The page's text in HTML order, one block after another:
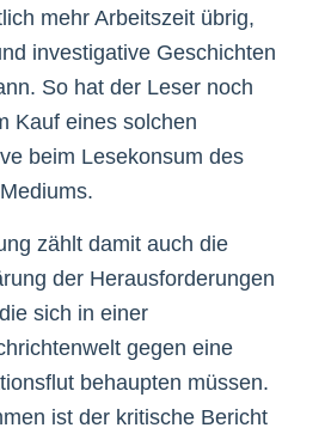
mehr Arbeitszeit übrig,
investigative Geschichten
So hat der Leser noch
Kauf eines solchen
beim Lesekonsum des
zählt damit auch die
der Herausforderungen
sich in einer
gegen eine
behaupten müssen.
ist der kritische Bericht